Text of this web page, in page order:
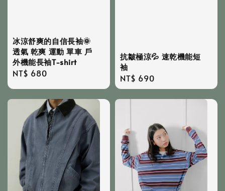
冰涼舒爽的自信長袖🌞
透氣 乾爽 運動 單車 戶
外機能長袖T-shirt
Regular
NT$ 680
抗皺極涼💦 速乾機能短
袖
Regular
price
NT$ 690